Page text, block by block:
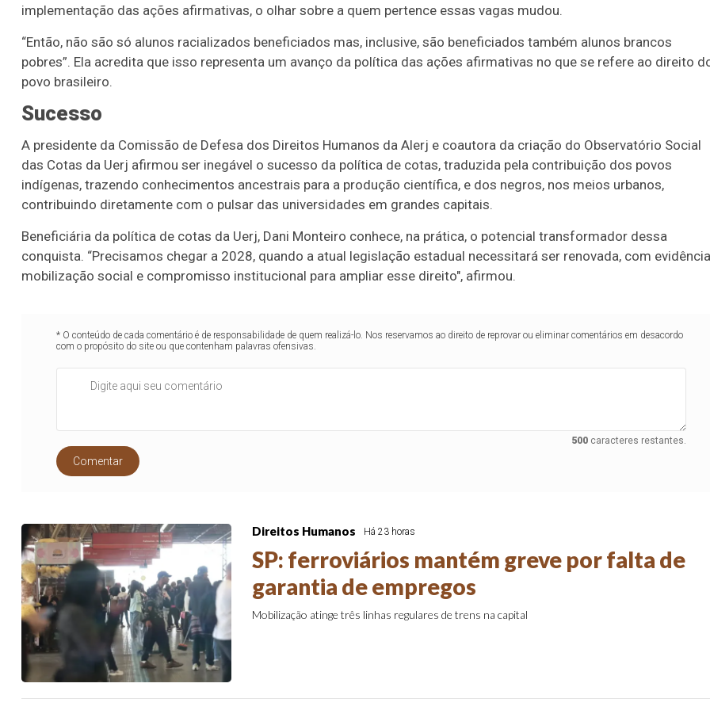
implementação das ações afirmativas, o olhar sobre a quem pertence essas vagas mudou.
“Então, não são só alunos racializados beneficiados mas, inclusive, são beneficiados também alunos brancos
pobres”. Ela acredita que isso representa um avanço da política das ações afirmativas no que se refere ao direito
povo brasileiro.
Sucesso
A presidente da Comissão de Defesa dos Direitos Humanos da Alerj e coautora da criação do Observatório Social
das Cotas da Uerj afirmou ser inegável o sucesso da política de cotas, traduzida pela contribuição dos povos
indígenas, trazendo conhecimentos ancestrais para a produção científica, e dos negros, nos meios urbanos,
contribuindo diretamente com o pulsar das universidades em grandes capitais.
Beneficiária da política de cotas da Uerj, Dani Monteiro conhece, na prática, o potencial transformador dessa
conquista. “Precisamos chegar a 2028, quando a atual legislação estadual necessitará ser renovada, com
mobilização social e compromisso institucional para ampliar esse direito", afirmou.
* O conteúdo de cada comentário é de responsabilidade de quem realizá-lo. Nos reservamos ao direito de reprovar ou eliminar comentários em desacordo
com o propósito do site ou que contenham palavras ofensivas.
500caracteres restantes.
Comentar
Direitos Humanos Há 23 horas
SP: ferroviários mantém greve por falta de
garantia de empregos
Mobilização atinge três linhas regulares de trens na capital